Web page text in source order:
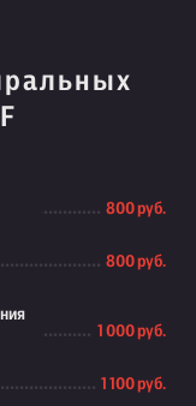
800 руб.
800 руб.
1 000 руб.
1 100 руб.